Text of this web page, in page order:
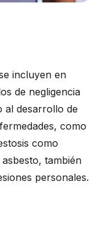
incluyen en
de negligencia
al desarrollo de
como
como
también
personales.